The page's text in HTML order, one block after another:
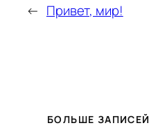
← Привет, мир!
БОЛЬШЕ ЗАПИСЕЙ